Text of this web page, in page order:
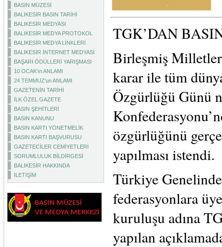
BASIN MÜZESİ
BALIKESİR BASIN TARİHİ
BALIKESİR MEDYASI
BALIKESİR MEDYA PROTOKOL
BALIKESİR MEDYA LİNKLERİ
BALIKESİR İNTERNET MEDYASI
BAŞARI ÖDÜLLERİ YARIŞMASI
10 OCAK'ın ANLAMI
24 TEMMUZ'un ANLAMI
GAZETENİN TARİHİ
İLK ÖZEL GAZETE
BASIN ŞEHİTLERİ
BASIN KANUNU
BASIN KARTI YÖNETMELİK
BASIN KARTI BAŞVURUSU
GAZETECİLER CEMİYETLERİ
SORUMLULUK BİLDİRGESİ
BALIKESİR HAKKINDA
İLETİŞİM
TGK’DAN
Birleşmiş Milletler
karar ile tüm
Özgürlüğü Günü
özgürlüğünü
yapılması istendi.
Türkiye
federasyonlara
kuruluşu adına
yapılan